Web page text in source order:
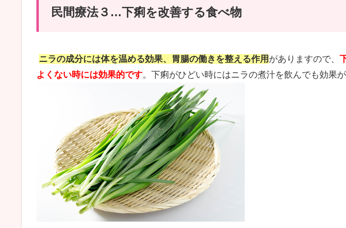
民間療法３…下痢を改善する食べ物
ニラの成分には体を温める効果、胃腸の働きを整える作用 がありますので、
よくない時には効果的です。下痢がひどい時にはニラの煮汁を飲んでも効果が